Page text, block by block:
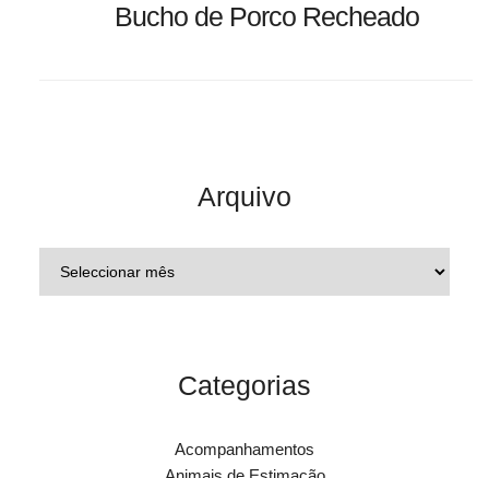
Bucho de Porco Recheado
Arquivo
Categorias
Acompanhamentos